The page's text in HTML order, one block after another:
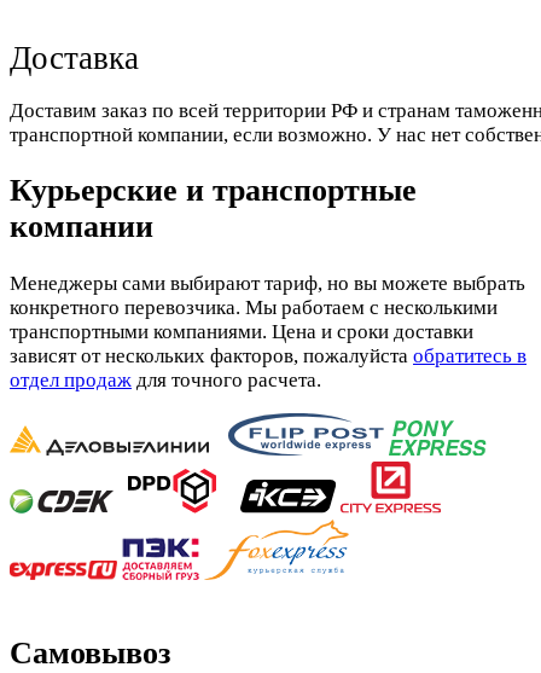
Доставка
Доставим заказ по всей территории РФ и странам
транспортной компании, если возможно. У нас нет
Курьерские и транспортные
компании
Менеджеры сами выбирают тариф, но вы можете выбрать
конкретного перевозчика. Мы работаем с несколькими
транспортными компаниями. Цена и сроки доставки
зависят от нескольких факторов, пожалуйста обратитесь в
отдел продаж для точного расчета.
Самовывоз